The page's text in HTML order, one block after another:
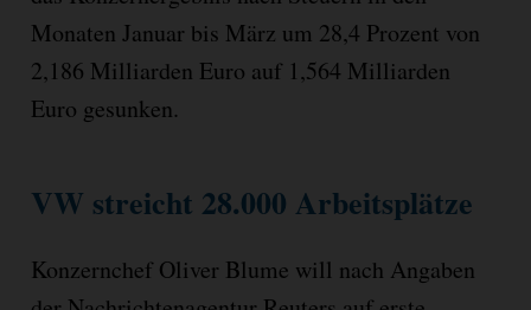
Monaten Januar bis März um 28,4 Prozent von
2,186 Milliarden Euro auf 1,564 Milliarden
Euro gesunken.
VW streicht 28.000 Arbeitsplätze
Konzernchef Oliver Blume will nach Angaben